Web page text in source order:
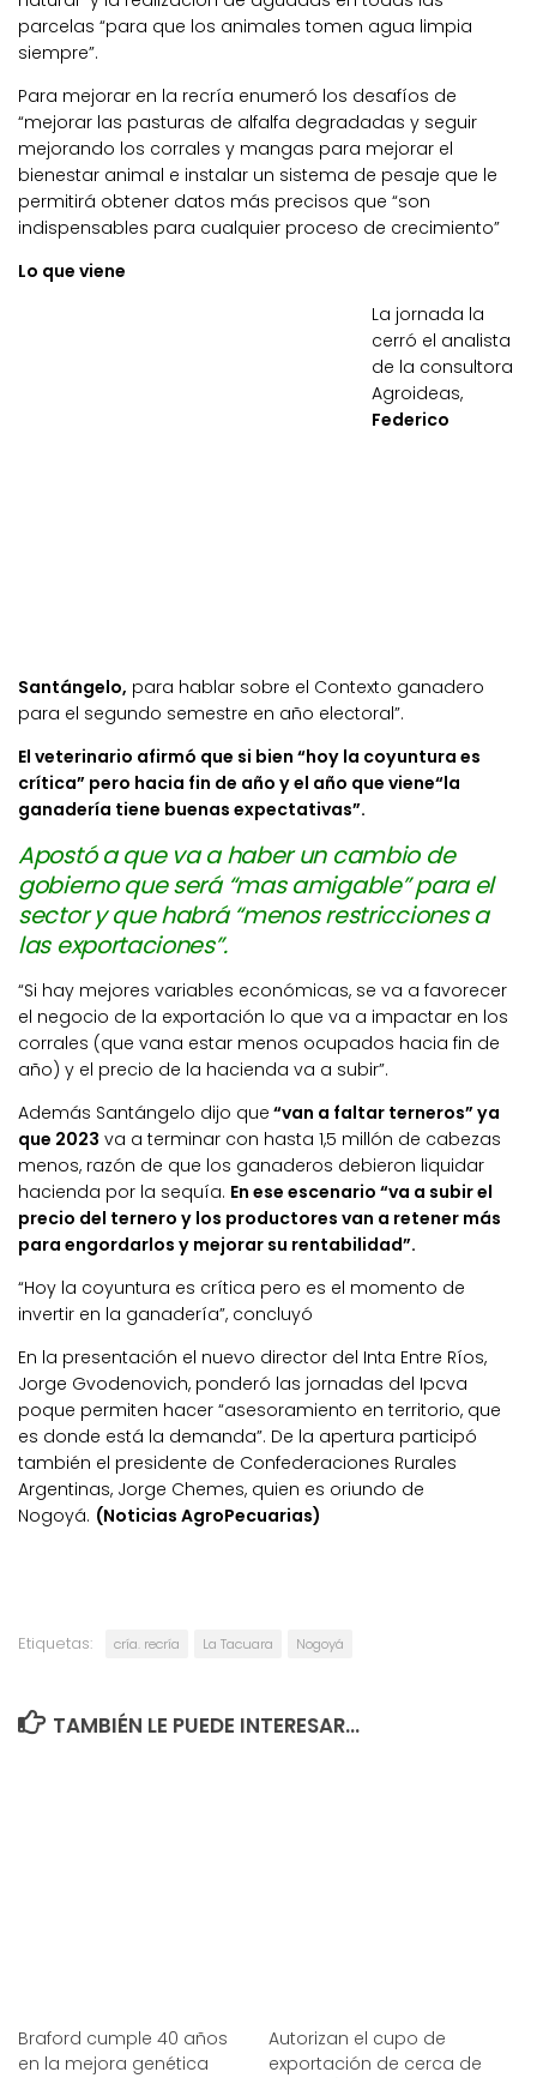
parcelas “para que los animales tomen agua limpia
siempre”.
Para mejorar en la recría enumeró los desafíos de
“mejorar las pasturas de alfalfa degradadas y seguir
mejorando los corrales y mangas para mejorar el
bienestar animal e instalar un sistema de pesaje que le
permitirá obtener datos más precisos que “son
indispensables para cualquier proceso de crecimiento”
Lo que viene
La jornada la
cerró el analista
de la consultora
Agroideas,
Federico
Santángelo, para hablar sobre el Contexto ganadero
para el segundo semestre en año electoral”.
El veterinario afirmó que si bien “hoy la coyuntura es
crítica” pero hacia fin de año y el año que viene“la
ganadería tiene buenas expectativas”.
Apostó a que va a haber un cambio de
gobierno que será “mas amigable” para el
sector y que habrá “menos restricciones a
las exportaciones”.
“Si hay mejores variables económicas, se va a favorecer
el negocio de la exportación lo que va a impactar en los
corrales (que vana estar menos ocupados hacia fin de
año) y el precio de la hacienda va a subir”.
Además Santángelo dijo que “van a faltar terneros” ya
que 2023 va a terminar con hasta 1,5 millón de cabezas
menos, razón de que los ganaderos debieron liquidar
hacienda por la sequía. En ese escenario “va a subir el
precio del ternero y los productores van a retener más
para engordarlos y mejorar su rentabilidad”.
“Hoy la coyuntura es crítica pero es el momento de
invertir en la ganadería”, concluyó
En la presentación el nuevo director del Inta Entre Ríos,
Jorge Gvodenovich, ponderó las jornadas del Ipcva
poque permiten hacer “asesoramiento en territorio, que
es donde está la demanda”. De la apertura participó
también el presidente de Confederaciones Rurales
Argentinas, Jorge Chemes, quien es oriundo de
Nogoyá. (Noticias AgroPecuarias)
Etiquetas: cría. recría La Tacuara Nogoyá
TAMBIÉN LE PUEDE INTERESAR...
Braford cumple 40 años
en la mejora genética
Autorizan el cupo de
exportación de cerca de